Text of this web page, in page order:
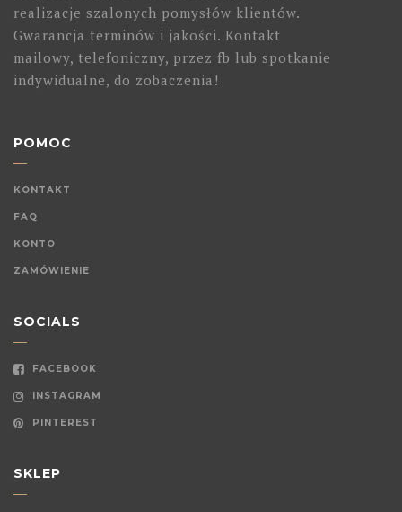
realizacje szalonych pomysłów klientów.
Gwarancja terminów i jakości. Kontakt
mailowy, telefoniczny, przez fb lub spotkanie
indywidualne, do zobaczenia!
POMOC
KONTAKT
FAQ
KONTO
ZAMÓWIENIE
SOCIALS
FACEBOOK
INSTAGRAM
PINTEREST
SKLEP